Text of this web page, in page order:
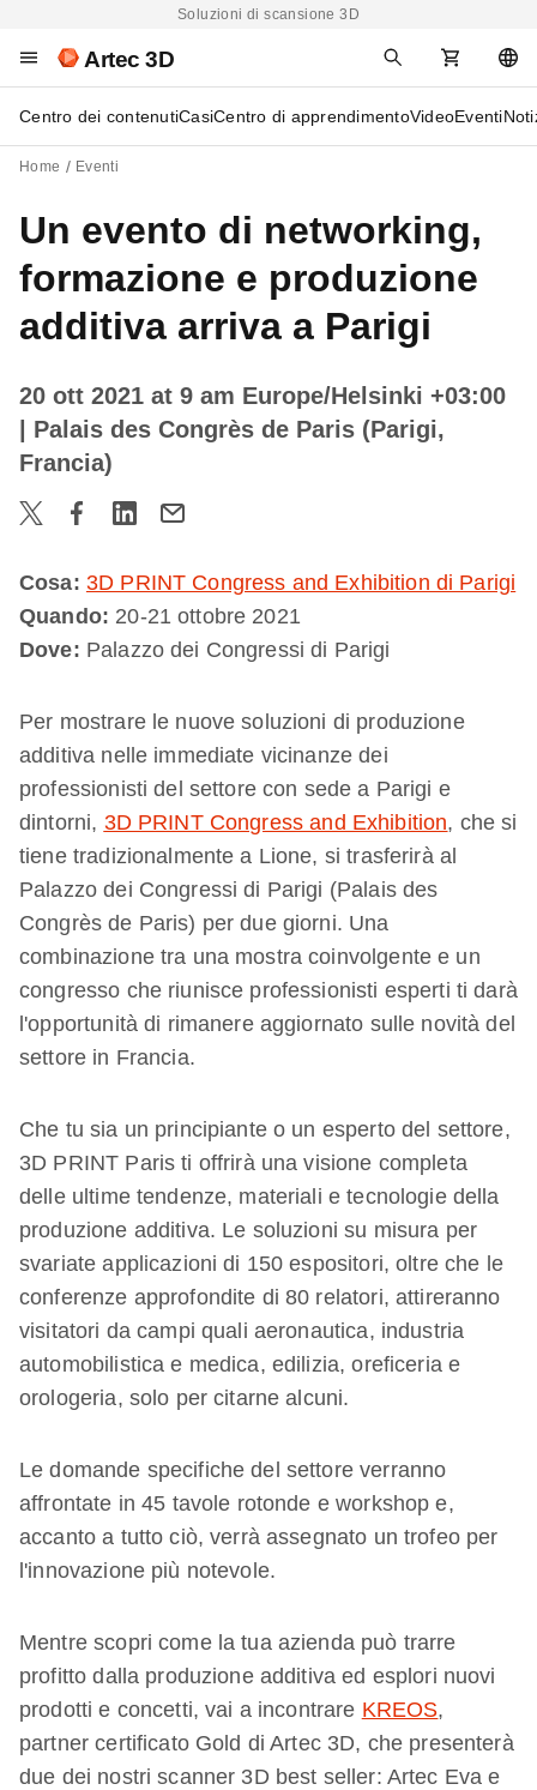
Soluzioni di scansione 3D
Artec 3D
Centro dei contenutiCasiCentro di apprendimentoVideoEventi
Home Eventi
Un evento di networking,
formazione e produzione
additiva arriva a Parigi
20 ott 2021 at 9 am Europe/Helsinki +03:00
| Palais des Congrès de Paris (Parigi,
Francia)
Cosa: 3D PRINT Congress and Exhibition di Parigi
Quando: 20-21 ottobre 2021
Dove: Palazzo dei Congressi di Parigi
Per mostrare le nuove soluzioni di produzione
additiva nelle immediate vicinanze dei
professionisti del settore con sede a Parigi e
dintorni, 3D PRINT Congress and Exhibition, che si
tiene tradizionalmente a Lione, si trasferirà al
Palazzo dei Congressi di Parigi (Palais des
Congrès de Paris) per due giorni. Una
combinazione tra una mostra coinvolgente e un
congresso che riunisce professionisti esperti ti darà
l'opportunità di rimanere aggiornato sulle novità del
settore in Francia.
Che tu sia un principiante o un esperto del settore,
3D PRINT Paris ti offrirà una visione completa
delle ultime tendenze, materiali e tecnologie della
produzione additiva. Le soluzioni su misura per
svariate applicazioni di 150 espositori, oltre che le
conferenze approfondite di 80 relatori, attireranno
visitatori da campi quali aeronautica, industria
automobilistica e medica, edilizia, oreficeria e
orologeria, solo per citarne alcuni.
Le domande specifiche del settore verranno
affrontate in 45 tavole rotonde e workshop e,
accanto a tutto ciò, verrà assegnato un trofeo per
l'innovazione più notevole.
Mentre scopri come la tua azienda può trarre
profitto dalla produzione additiva ed esplori nuovi
prodotti e concetti, vai a incontrare KREOS,
partner certificato Gold di Artec 3D, che presenterà
due dei nostri scanner 3D best seller: Artec Eva e